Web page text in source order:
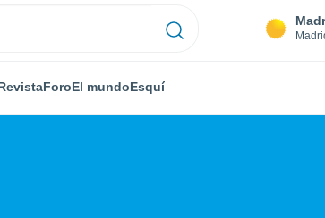
ForoEl mundoEsquí